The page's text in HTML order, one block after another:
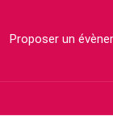
Proposer un